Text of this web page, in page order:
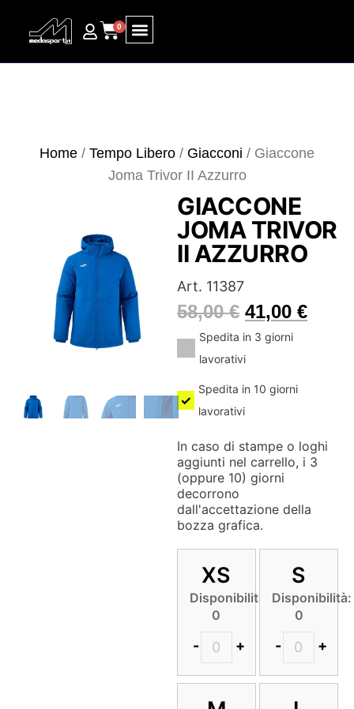
0
Home / Tempo Libero / Giacconi / Giaccone
Joma Trivor II Azzurro
GIACCONE
JOMA TRIVOR
II AZZURRO
Art. 11387
58,00€ 41,00 €
Spedita in 3 giorni
lavorativi
Spedita in 10 giorni
lavorativi
In caso di stampe o loghi
aggiunti nel carrello, i 3
(oppure 10) giorni
decorrono
dall'accettazione della
bozza grafica.
XS
Disponibilità:
0
- +
S
Disponibilità:
0
- +